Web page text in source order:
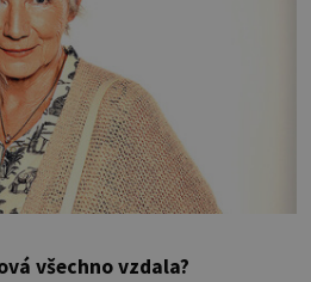
všechno vzdala?